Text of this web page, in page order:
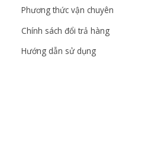
Phương thức vận chuyên
Chính sách đổi trả hàng
Hướng dẫn sử dụng